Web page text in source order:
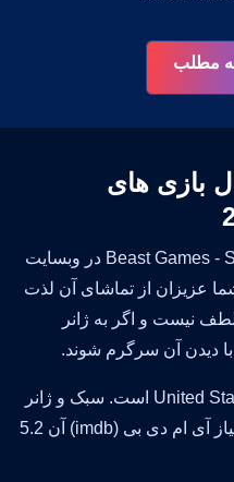
مطلب
بازی های
زیرنویس فارسی سریال Beast Games - Season 1 در وبسایت
عزیزان از تماشای آن لذت
نیست و اگر به ژانر
این سریال زیبا محصول کشور United States است. سبک و ژانر
این سریال Reality-TV است و امتیاز آی ام دی بی (imdb) آن 5.2